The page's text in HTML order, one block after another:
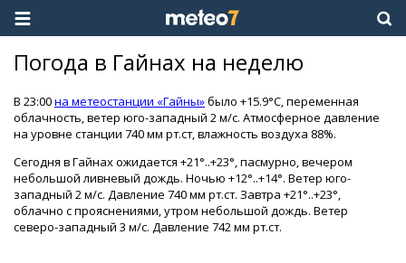
Погода в Гайнах на неделю
В 23:00на метеостанции «Гайны»было +15.9°C, переменная
облачность, ветер юго-западный 2 м/с. Атмосферное давление
на уровне станции 740 мм рт.ст, влажность воздуха 88%.
Сегодня в Гайнах ожидается +21°..+23°, пасмурно, вечером
небольшой ливневый дождь. Ночью +12°..+14°. Ветер юго-
западный 2 м/с. Давление 740 мм рт.ст. Завтра +21°..+23°,
облачно с прояснениями, утром небольшой дождь. Ветер
северо-западный 3 м/с. Давление 742 мм рт.ст.